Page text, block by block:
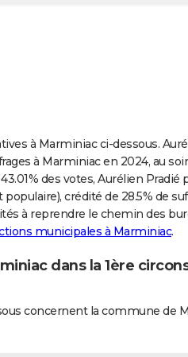
à Marminiac ci-dessous.
à Marminiac en 2024, au
des votes, Aurélien Pradié
crédité de 28.5% de
à reprendre le chemin des
municipales à Marminiac.
dans la 1ère
concernent la commune de